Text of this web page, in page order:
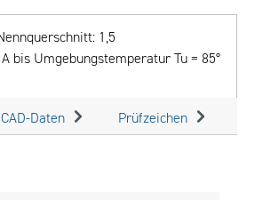
1,5
bis Umgebungstemperatur Tu = 85°
CAD-Daten Prüfzeichen